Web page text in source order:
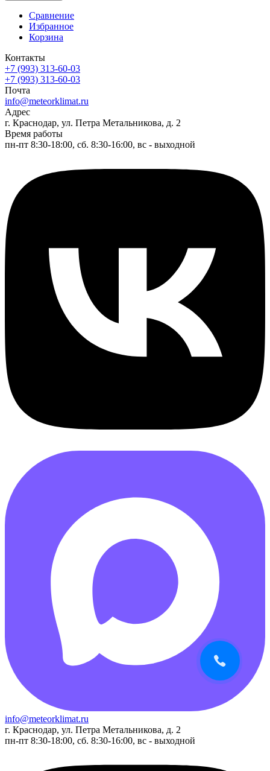
Сравнение
Избранное
Корзина
Контакты
+7 (993) 313-60-03
+7 (993) 313-60-03
Почта
info@meteorklimat.ru
Адрес
г. Краснодар, ул. Петра Метальникова, д. 2
Время работы
пн-пт 8:30-18:00, сб. 8:30-16:00, вс - выходной
info@meteorklimat.ru
г. Краснодар, ул. Петра Метальникова, д. 2
пн-пт 8:30-18:00, сб. 8:30-16:00, вс - выходной